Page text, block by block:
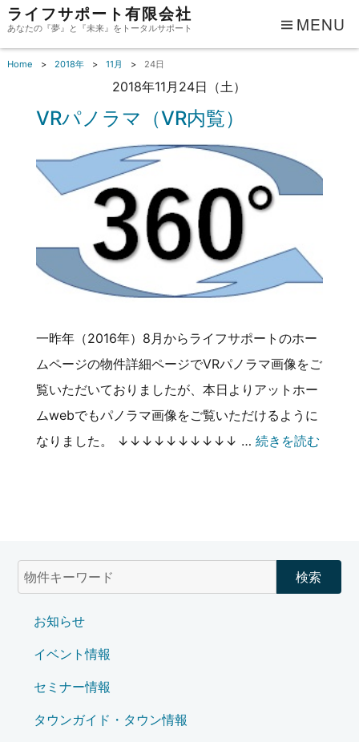
ライフサポート有限会社
あなたの『夢』と『未来』をトータルサポート MENU
Home 2018年 11月 24日
2018年11月24日（土）
VRパノラマ（VR内覧）
一昨年（2016年）8月からライフサポートのホー
ムページの物件詳細ページでVRパノラマ画像をご
覧いただいておりましたが、本日よりアットホー
ムwebでもパノラマ画像をご覧いただけるように
なりました。 ↓↓↓↓↓↓↓↓↓↓ … 続きを読む
お知らせ
イベント情報
セミナー情報
タウンガイド・タウン情報